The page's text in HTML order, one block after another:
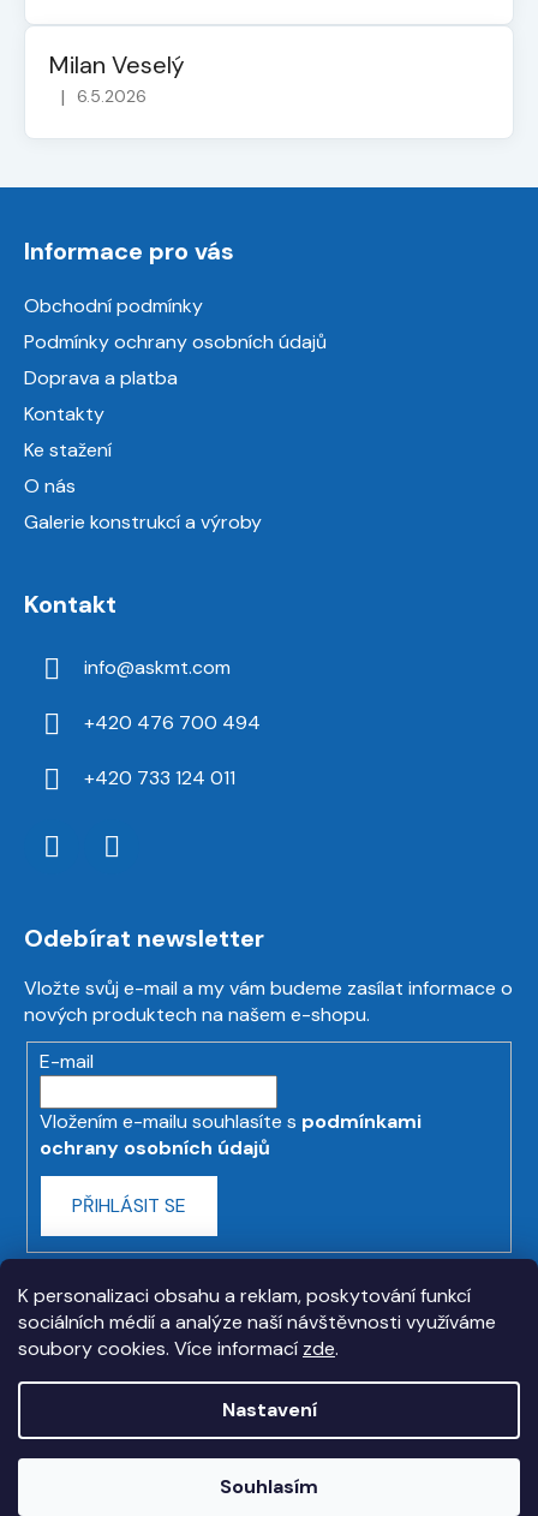
K personalizaci obsahu a reklam, poskytování funkcí
sociálních médií a analýze naší návštěvnosti využíváme
soubory cookies. Více informací zde.
Nastavení
Souhlasím
Milan Veselý
Hodnocení obchodu je 5 z 5 hvězdiček.
| 6.5.2026
Informace pro vás
Obchodní podmínky
Podmínky ochrany osobních údajů
Doprava a platba
Kontakty
Ke stažení
O nás
Galerie konstrukcí a výroby
Kontakt
info@askmt.com
+420 476 700 494
+420 733 124 011
Odebírat newsletter
Vložte svůj e-mail a my vám budeme zasílat informace o
nových produktech na našem e-shopu.
E-mail
Vložením e-mailu souhlasíte s podmínkami
ochrany osobních údajů
PŘIHLÁSIT SE
Vytvořil Shoptet
askmt.com